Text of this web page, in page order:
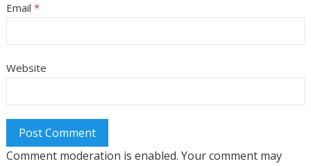
Email *
Website
Comment moderation is enabled. Your comment may